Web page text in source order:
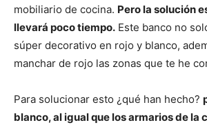
mobiliario de cocina. Pero la solución
llevará poco tiempo. Este banco no
súper decorativo en rojo y blanco,
manchar de rojo las zonas que te he
Para solucionar esto ¿qué han hecho?
blanco, al igual que los armarios de la